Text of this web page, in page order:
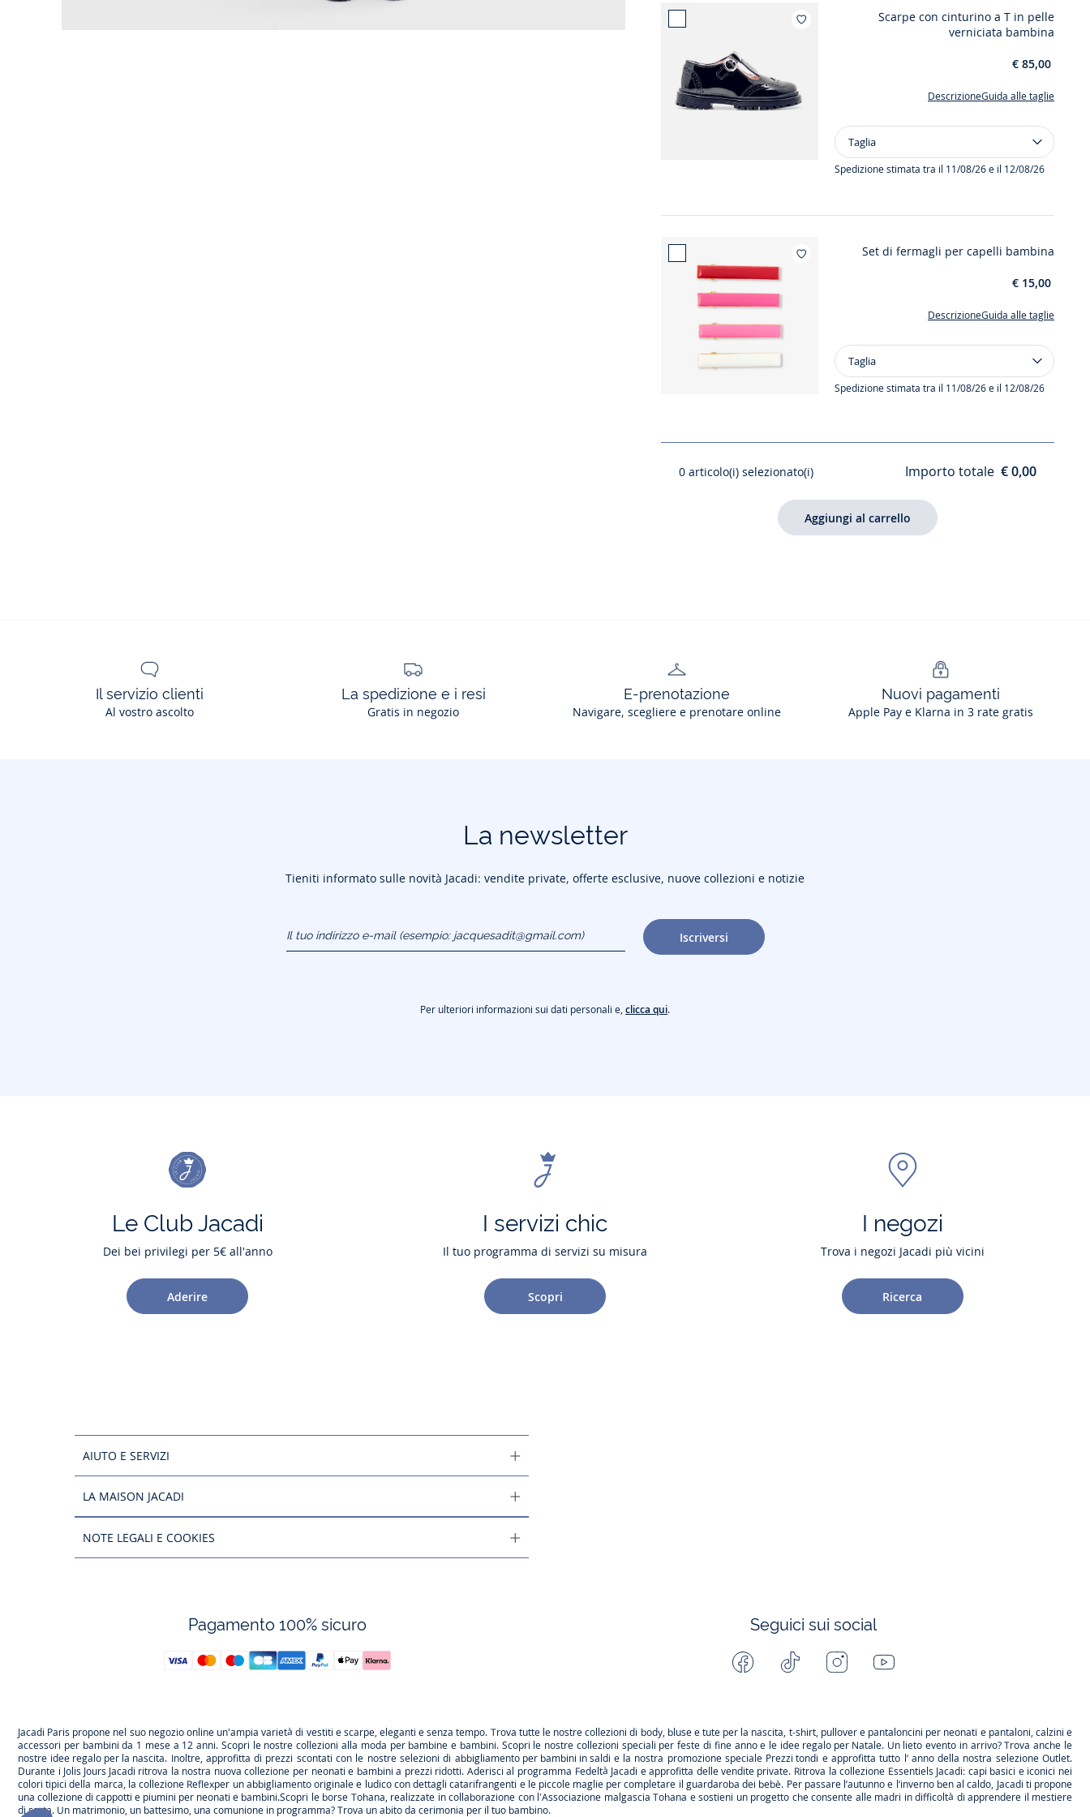
Aggiungi ai miei preferiti : Scarpe
Scarpe con cinturino a T in pelle
verniciata bambina
€ 85,00
Descrizione Guida alle taglie
Taglia
Scarpe
con
pelle
Taglia
Spedizione stimata tra il 11/08/26 e il 12/08/26
Aggiungi ai miei preferiti : Set di
Set di fermagli per capelli bambina
€ 15,00
Descrizione Guida alle taglie
Taglia
Set
di
capelli
Taglia
Spedizione stimata tra il 11/08/26 e il 12/08/26
0 articolo(i) selezionato(i) Importo totale € 0,00
Il servizio clienti
Al vostro ascolto
La spedizione e i resi
Gratis in negozio
E-prenotazione
Navigare, scegliere e prenotare online
Nuovi pagamenti
Apple Pay e Klarna in 3 rate gratis
La newsletter
Tieniti informato sulle novità Jacadi: vendite private, offerte esclusive, nuove collezioni e notizie
(esempio:
jacquesadit@gmail.com)
Iscriversi
Per ulteriori informazioni sui dati personali e,clicca qui.
Le Club Jacadi
Dei bei privilegi per 5€ all'anno
Aderire
I servizi chic
Il tuo programma di servizi su misura
Scopri
I negozi
Trova i negozi Jacadi più vicini
Ricerca
AIUTO E SERVIZI
LA MAISON JACADI
NOTE LEGALI E COOKIES
Pagamento 100% sicuro Seguici sui social
Facebook Tiktok InstagramYoutube
Jacadi Paris propone nel suo negozio online un'ampia varietà di vestiti escarpe, eleganti e senza tempo. Trova tutte le nostre collezioni di body, bluse e tute per la nascita, t-shirt, pullover e pantaloncini per neonati e pantaloni, calzini e
accessori per bambini da 1 mese a 12 anni. Scopri le nostre collezioni alla moda per bambine e bambini. Scopri le nostre collezioni speciali per feste di fine anno e le idee regalo per Natale. Un lieto evento in arrivo? Trova anche le
nostre idee regalo per la nascita. Inoltre, approfitta di prezzi scontati con le nostre selezioni di abbigliamento per bambini in saldi e la nostra promozione speciale Prezzi tondi e approfitta tutto l’ anno della nostra selezioneOutlet.
Durante i Jolis Jours Jacadi ritrova la nostra nuova collezione per neonati e bambini a prezzi ridotti. Aderisci al programma Fedeltà Jacadi e approfitta dellevendite private. Ritrova la collezione EssentielsJacadi: capi basici e iconici nei
colori tipici della marca, la collezione Reflexper un abbigliamento originale e ludico con dettagli catarifrangenti e le piccole maglie per completare il guardaroba dei bebè. Per passare l’autunno e l’inverno ben al caldo, Jacadi ti propone
unacollezione di cappotti e piumini per neonati e bambini.Scopri le borse Tohana, realizzate in collaborazione con l'Associazione malgascia Tohana e sostieni un progetto che consente alle madri in difficoltà di apprendere il mestiere
di sarta. Un matrimonio, un battesimo, una comunione in programma? Trova un abito da cerimonia per il tuo bambino.